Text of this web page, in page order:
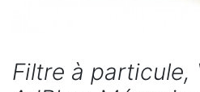
Filtre à particule,